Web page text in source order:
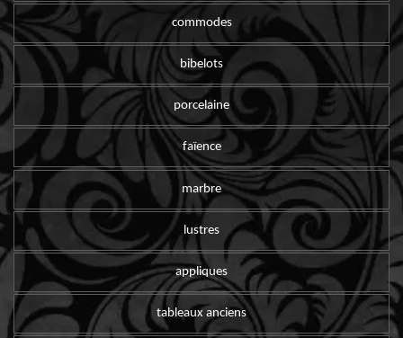
commodes
bibelots
porcelaine
faïence
marbre
lustres
appliques
tableaux anciens